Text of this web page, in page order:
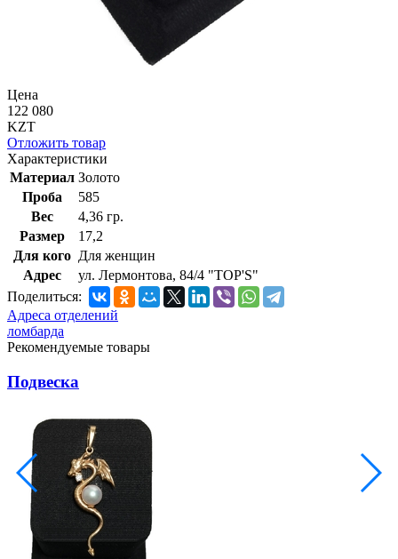
Цена
122 080
KZT
Отложить товар
Характеристики
Материал Золото
Проба
585
Вес
4,36 гр.
Размер
17,2
Для кого Для женщин
Адрес
ул. Лермонтова, 84/4 "TOP'S"
Поделиться:
Адреса отделений
ломбарда
Рекомендуемые товары
Подвеска